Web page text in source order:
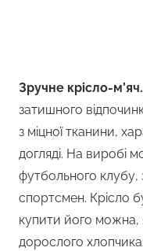
Зручне крісло-м’яч.
затишного
з міцної тканини,
догляді. На виробі
футбольного
спортсмен. Крісло
купити його можна,
дорослого хлопчика.